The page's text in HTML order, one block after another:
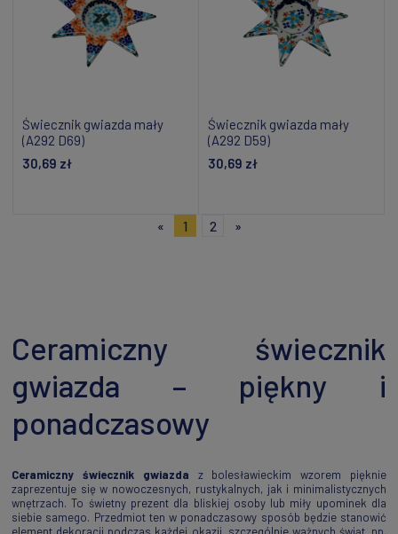
Świecznik gwiazda mały
(A292 D69)
30,69 zł
Świecznik gwiazda mały
(A292 D59)
30,69 zł
«
1 2 »
Ceramiczny świecznik
gwiazda – piękny i
ponadczasowy
Ceramiczny świecznik gwiazda z bolesławieckim wzorem pięknie
zaprezentuje się w nowoczesnych, rustykalnych, jak i minimalistycznych
wnętrzach. To świetny prezent dla bliskiej osoby lub miły upominek dla
siebie samego. Przedmiot ten w ponadczasowy sposób będzie stanowić
element dekoracji podczas każdej okazji, szczególnie ważnych świąt, np.